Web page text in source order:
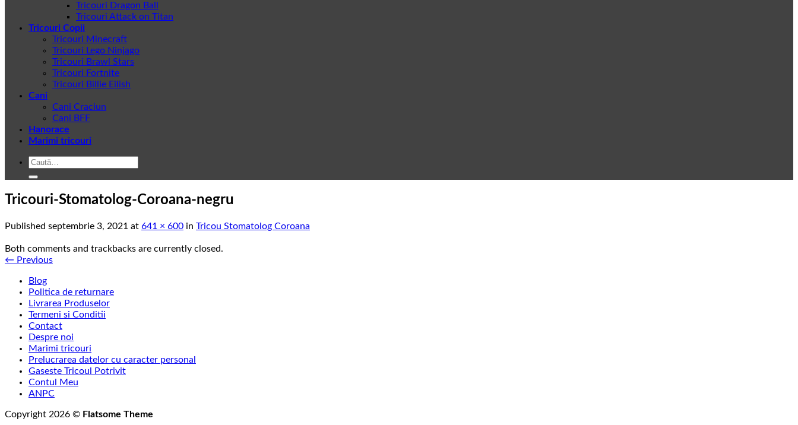
Tricouri Dragon Ball
Tricouri Attack on Titan
Tricouri Copii
Tricouri Minecraft
Tricouri Lego Ninjago
Tricouri Brawl Stars
Tricouri Fortnite
Tricouri Billie Eilish
Cani
Cani Craciun
Cani BFF
Hanorace
Marimi tricouri
Caută
Tricouri-Stomatolog-Coroana-negru
Published septembrie 3, 2021 at 641 × 600 in Tricou Stomatolog Coroana
Both comments and trackbacks are currently closed.
← Previous
Blog
Politica de returnare
Livrarea Produselor
Termeni si Conditii
Contact
Despre noi
Marimi tricouri
Prelucrarea datelor cu caracter personal
Gaseste Tricoul Potrivit
Contul Meu
ANPC
Copyright 2026 © Flatsome Theme